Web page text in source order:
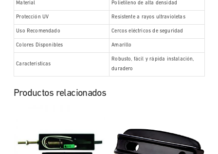
Material Polietileno de alta densidad
Protección UV Resistente a rayos ultravioletas
Uso Recomendado Cercos eléctricos de seguridad
Colores Disponibles Amarillo
Características
Robusto, fácil y rápida instalación,
duradero
Productos relacionados